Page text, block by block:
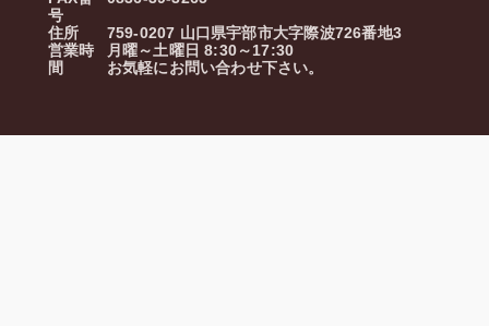
号
住所 759-0207 山口県宇部市大字際波726番地3
営業時
間
月曜～土曜日 8:30～17:30
お気軽にお問い合わせ下さい。